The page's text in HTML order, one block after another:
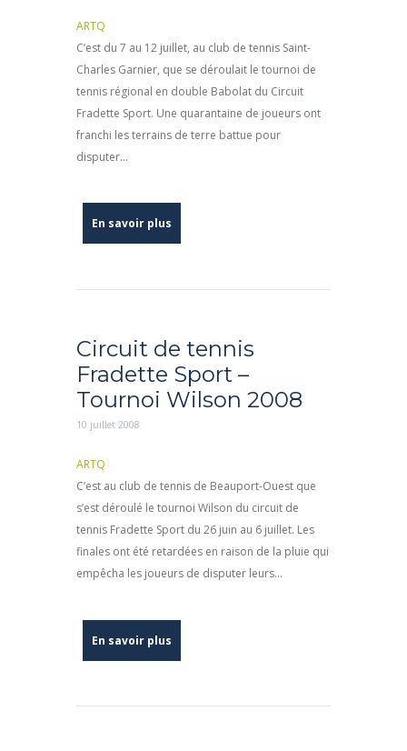
ARTQ
C’est du 7 au 12 juillet, au club de tennis Saint-
Charles Garnier, que se déroulait le tournoi de
tennis régional en double Babolat du Circuit
Fradette Sport. Une quarantaine de joueurs ont
franchi les terrains de terre battue pour
disputer...
En savoir plus
Circuit de tennis
Fradette Sport –
Tournoi Wilson 2008
10 juillet 2008
ARTQ
C’est au club de tennis de Beauport-Ouest que
s’est déroulé le tournoi Wilson du circuit de
tennis Fradette Sport du 26 juin au 6 juillet. Les
finales ont été retardées en raison de la pluie qui
empêcha les joueurs de disputer leurs...
En savoir plus